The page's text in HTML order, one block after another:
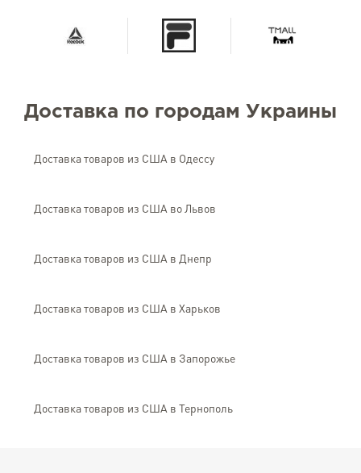
Доставка по городам Украины
Доставка товаров из США в Одессу
Доставка товаров из США во Львов
Доставка товаров из США в Днепр
Доставка товаров из США в Харьков
Доставка товаров из США в Запорожье
Доставка товаров из США в Тернополь